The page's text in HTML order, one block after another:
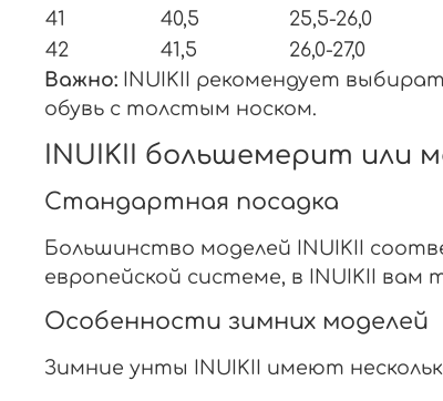
41
40,5 25,5-26,0
42
41,5 26,0-27,0
Важно: INUIKII рекомендует
обувь с толстым носком.
INUIKII большемерит или
Стандартная посадка
Большинство моделей INUIKII
европейской системе, в INUIKII вам
Особенности зимних моделей
Зимние унты INUIKII имеют